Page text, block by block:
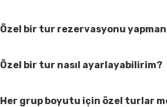
Özel bir tur rezervasyonu
Özel bir tur nasıl ayarlayabilirim?
Her grup boyutu için özel turlar